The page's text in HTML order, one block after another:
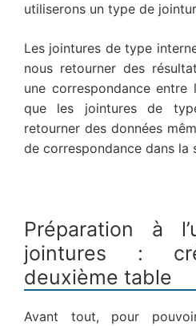
utiliserons un type de
Les jointures de type
nous retourner des
une correspondance
que les jointures de
retourner des données
de correspondance dans la
Préparation à
jointures :
deuxième table
Avant tout, pour